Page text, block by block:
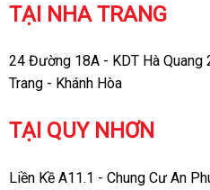
TẠI NHA TRANG
24 Đường 18A - KDT Hà Quang
Trang - Khánh Hòa
TẠI QUY NHƠN
Liền Kề A11.1 - Chung Cư An